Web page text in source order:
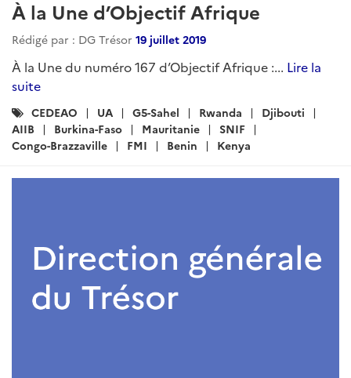
À la Une d’Objectif Afrique
Rédigé par : DG Trésor 19 juillet 2019
À la Une du numéro 167 d’Objectif Afrique :... Lire la
suite
Catégories
:
CEDEAO UA G5-Sahel Rwanda
Djibouti
AIIB
Burkina-Faso Mauritanie
SNIF
Congo-Brazzaville
FMI Benin Kenya